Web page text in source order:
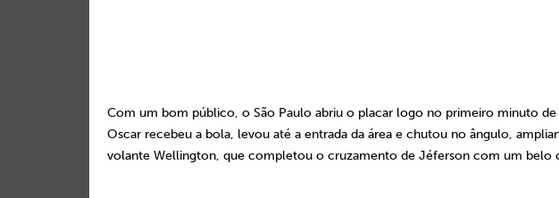
Com um bom público, o São Paulo abriu o placar logo no primeiro minuto
Oscar recebeu a bola, levou até a entrada da área e chutou no ângulo,
volante Wellington, que completou o cruzamento de Jéferson com um belo